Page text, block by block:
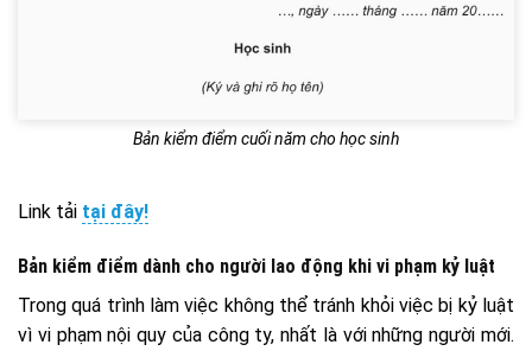
Bản kiểm điểm cuối năm cho học sinh
Link tải tại đây!
Bản kiểm điểm dành cho người lao động khi vi phạm kỷ luật
Trong quá trình làm việc không thể tránh khỏi việc bị kỷ luật
vì vi phạm nội quy của công ty, nhất là với những người mới.